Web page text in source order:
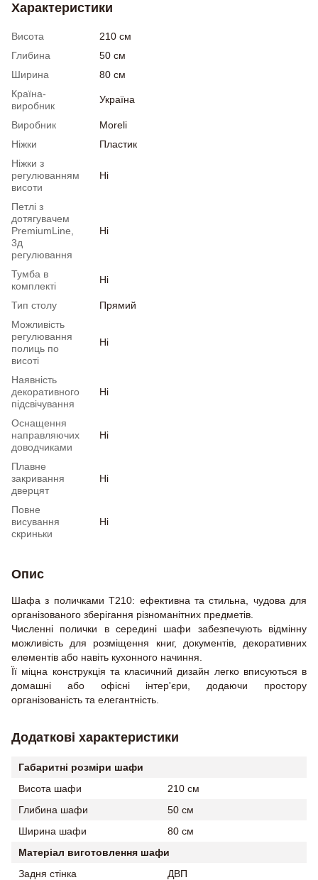
Характеристики
Висота
210 см
Глибина
50 см
Ширина
80 см
Країна-
виробник
Україна
Виробник
Moreli
Ніжки
Пластик
Ніжки з
регулюванням
висоти
Ні
Петлі з
дотягувачем
PremiumLine,
3д
регулювання
Ні
Тумба в
комплекті
Ні
Тип столу
Прямий
Можливість
регулювання
полиць по
висоті
Ні
Наявність
декоративного
підсвічування
Ні
Оснащення
направляючих
доводчиками
Ні
Плавне
закривання
дверцят
Ні
Повне
висування
скриньки
Ні
Опис
Шафа з поличками Т210: ефективна та стильна, чудова для
організованого зберігання різноманітних предметів.
Численні полички в середині шафи забезпечують відмінну
можливість для розміщення книг, документів, декоративних
елементів або навіть кухонного начиння.
Її міцна конструкція та класичний дизайн легко вписуються в
домашні або офісні інтер'єри, додаючи простору
організованість та елегантність.
Додаткові характеристики
Габаритні розміри шафи
Висота шафи
210 см
Глибина шафи
50 см
Ширина шафи
80 см
Матеріал виготовлення шафи
Задня стінка
ДВП